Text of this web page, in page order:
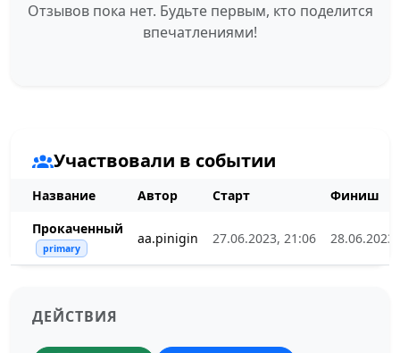
Отзывов пока нет. Будьте первым, кто поделится
впечатлениями!
Участвовали в событии
Название Автор Старт
Финиш
Прокаченный
primary
aa.pinigin 27.06.2023, 21:06
ДЕЙСТВИЯ